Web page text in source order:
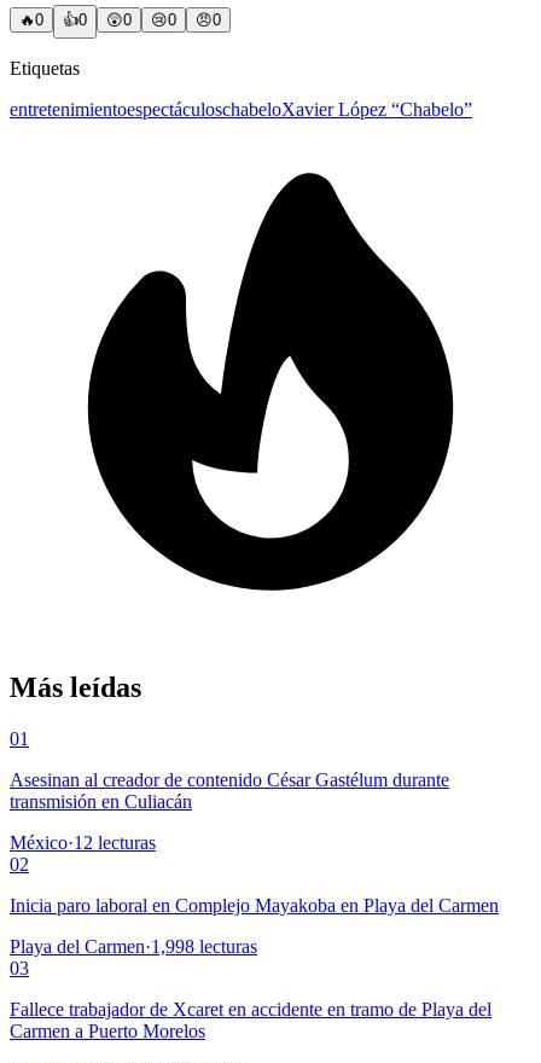
🔥0 👍0 😲0 😢0 😠0
Etiquetas
entretenimientoespectáculoschabeloXavier López “Chabelo”
Más leídas
01
Asesinan al creador de contenido César Gastélum durante
transmisión en Culiacán
México·12 lecturas
02
Inicia paro laboral en Complejo Mayakoba en Playa del Carmen
Playa del Carmen·1,998 lecturas
03
Fallece trabajador de Xcaret en accidente en tramo de Playa del
Carmen a Puerto Morelos